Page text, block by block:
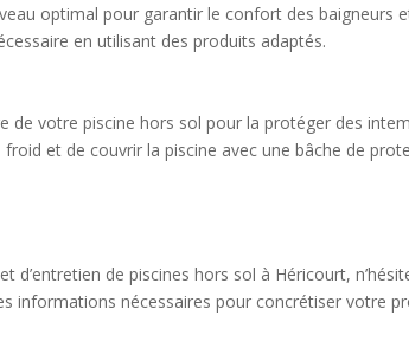
optimal pour garantir le confort des baigneurs
en utilisant des produits adaptés.
de votre piscine hors sol pour la protéger des
et de couvrir la piscine avec une bâche de
d’entretien de piscines hors sol à Héricourt,
informations nécessaires pour concrétiser votre